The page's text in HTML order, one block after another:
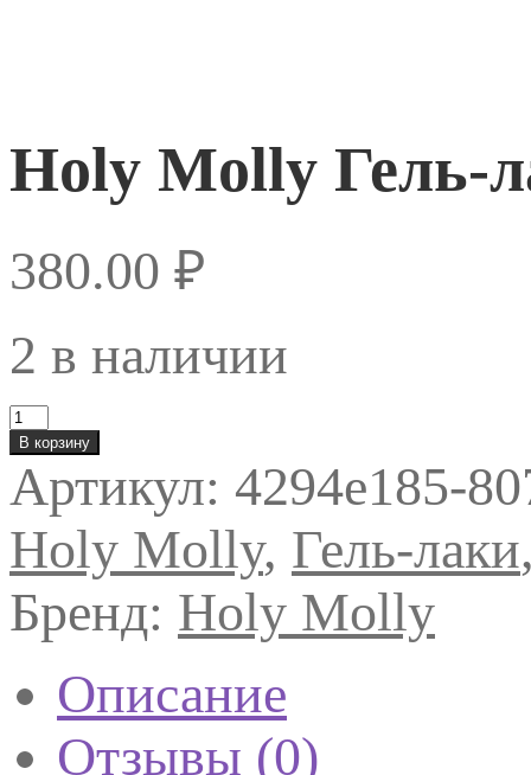
Holy Molly Гель-
380.00 ₽
2 в наличии
Количество
товара
Holy
Molly
Гель-
08
В корзину
Артикул: 4294e185-
Holy Molly, Гель-лаки
Бренд: Holy Molly
Описание
Отзывы (0)